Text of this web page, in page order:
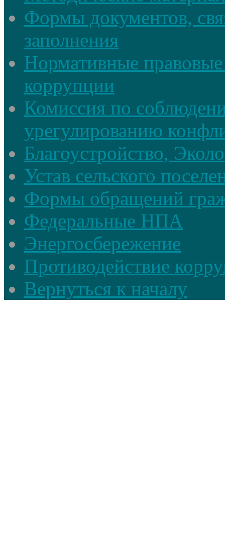
Формы документов,
заполнения
Нормативные
коррупции
Комиссия по
урегулированию
Благоустройство,
Устав сельского
Формы обращений
Федеральные НПА
Энергосбережение
Противодействие
Вернуться к началу